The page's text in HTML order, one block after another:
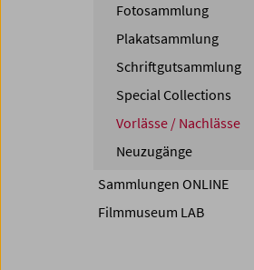
Fotosammlung
Plakatsammlung
Schriftgutsammlung
Special Collections
Vorlässe / Nachlässe
Neuzugänge
Sammlungen ONLINE
Filmmuseum LAB